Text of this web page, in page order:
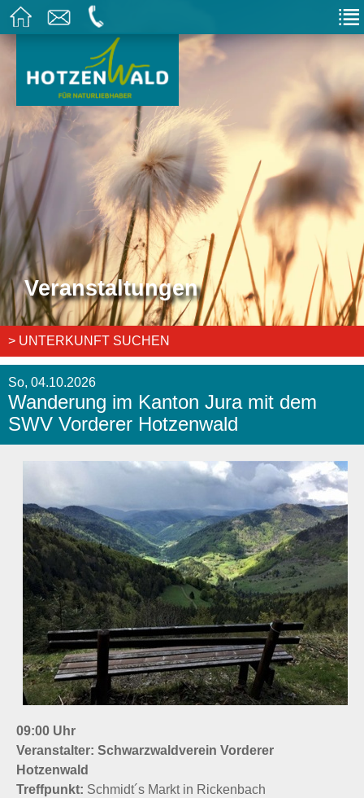
Veranstaltungen
> UNTERKUNFT SUCHEN
So, 04.10.2026
Wanderung im Kanton Jura mit dem
SWV Vorderer Hotzenwald
09:00 Uhr
Veranstalter: Schwarzwaldverein Vorderer
Hotzenwald
Treffpunkt: Schmidt´s Markt in Rickenbach